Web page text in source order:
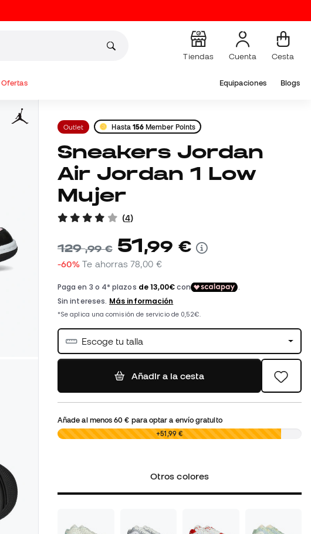
Tiendas Cuenta Cesta
Ofertas Equipaciones Blogs
Outlet Hasta 156 Member Points
Sneakers Jordan
Air Jordan 1 Low
Mujer
(4)
129,99 € 51,99 €
-60% Te ahorras78,00 €
Escoge tu talla
Añadir a la cesta
Añade al menos60 € para optar a envío gratuito
0,00 € +51,99 €
Otros colores